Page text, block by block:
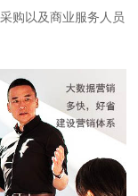
购以及商业服务人员